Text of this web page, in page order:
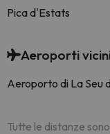
Pica d'Estats
Aeroporti
Aeroporto di La Seu
Tutte le distanze